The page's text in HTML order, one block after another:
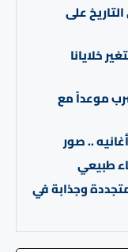
على
خلايانا
موعداً مع
.. صور
طبيعي
وجذابة في